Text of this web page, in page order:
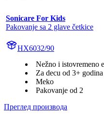
Sonicare For Kids
Pakovanje sa 2 glave četkice
HX6032/90
Nežno i istovremeno
Za decu od 3+ godina
Meko
Pakovanje od 2
Преглед производа